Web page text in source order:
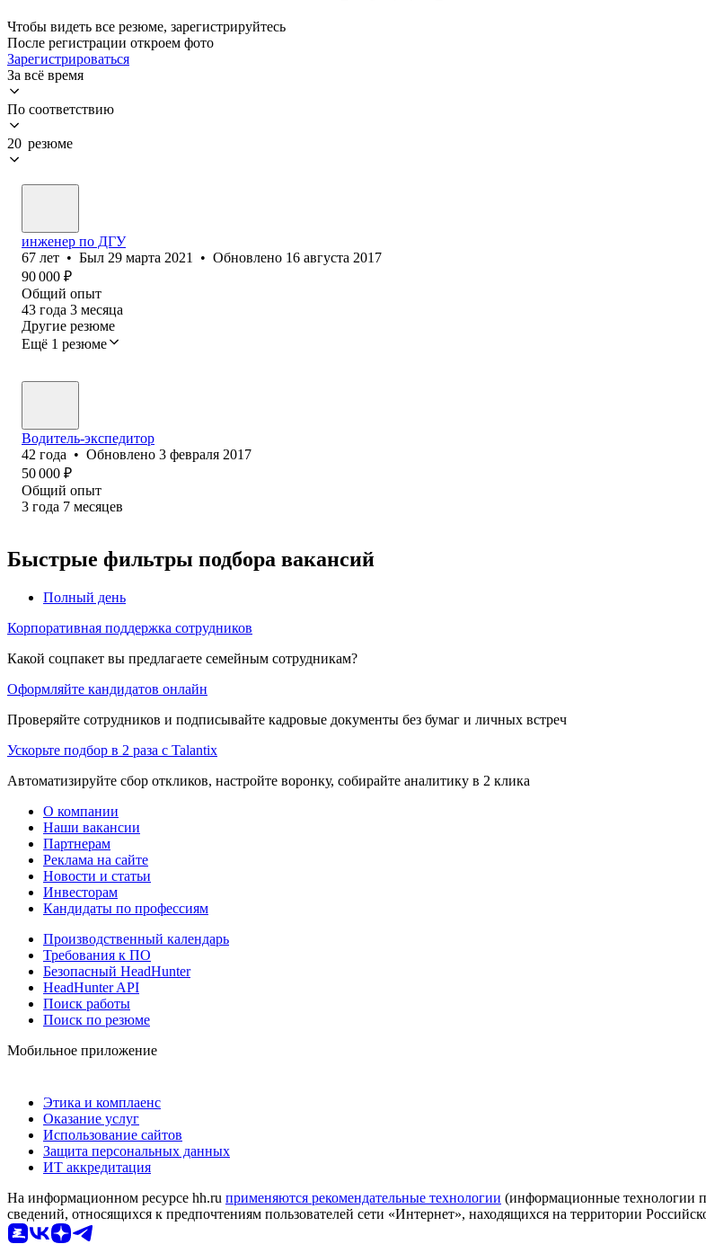
Чтобы видеть все резюме, зарегистрируйтесь
После регистрации откроем фото
Зарегистрироваться
За всё время
По соответствию
20 резюме
инженер по ДГУ
67 лет • Был 29 марта 2021 • Обновлено 16 августа 2017
90 000 ₽
Общий опыт
43 года 3 месяца
Другие резюме
Ещё 1 резюме
Водитель-экспедитор
42 года • Обновлено 3 февраля 2017
50 000 ₽
Общий опыт
3 года 7 месяцев
Быстрые фильтры подбора вакансий
Полный день
Корпоративная поддержка сотрудников
Какой соцпакет вы предлагаете семейным сотрудникам?
Оформляйте кандидатов онлайн
Проверяйте сотрудников и подписывайте кадровые документы без бумаг и личных встреч
Ускорьте подбор в 2 раза с Talantix
Автоматизируйте сбор откликов, настройте воронку, собирайте аналитику в 2 клика
О компании
Наши вакансии
Партнерам
Реклама на сайте
Новости и статьи
Инвесторам
Кандидаты по профессиям
Производственный календарь
Требования к ПО
Безопасный HeadHunter
HeadHunter API
Поиск работы
Поиск по резюме
Мобильное приложение
Этика и комплаенс
Оказание услуг
Использование сайтов
Защита персональных данных
ИТ аккредитация
На информационном ресурсе hh.ru применяются рекомендательные технологии (информационные технологии
сведений, относящихся к предпочтениям пользователей сети «Интернет», находящихся на территории